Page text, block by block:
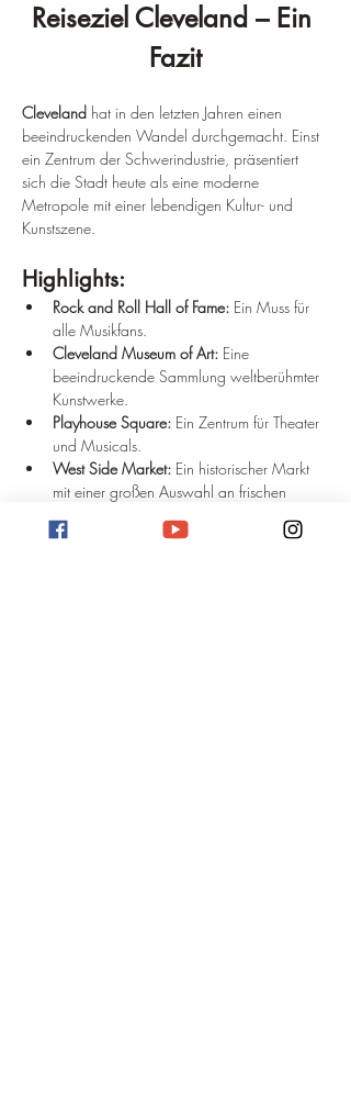
Reiseziel Cleveland – Ein
Fazit
Cleveland hat in den letzten Jahren einen
beeindruckenden Wandel durchgemacht. Einst
ein Zentrum der Schwerindustrie, präsentiert
sich die Stadt heute als eine moderne
Metropole mit einer lebendigen Kultur- und
Kunstszene.
Highlights:
Rock and Roll Hall of Fame: Ein Muss für
alle Musikfans.
Cleveland Museum of Art: Eine
beeindruckende Sammlung weltberühmter
Kunstwerke.
Playhouse Square: Ein Zentrum für Theater
und Musicals.
West Side Market: Ein historischer Markt
mit einer großen Auswahl an frischen
Produkten.
Eriesee:
Ideal für Wassersport und